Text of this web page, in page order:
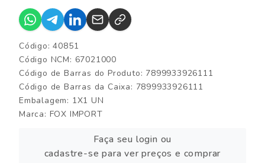
Código: 40851
Código NCM: 67021000
Código de Barras do Produto: 7899933926111
Código de Barras da Caixa: 7899933926111
Embalagem: 1X1 UN
Marca: FOX IMPORT
Faça seu login ou
cadastre-se para ver preços e comprar